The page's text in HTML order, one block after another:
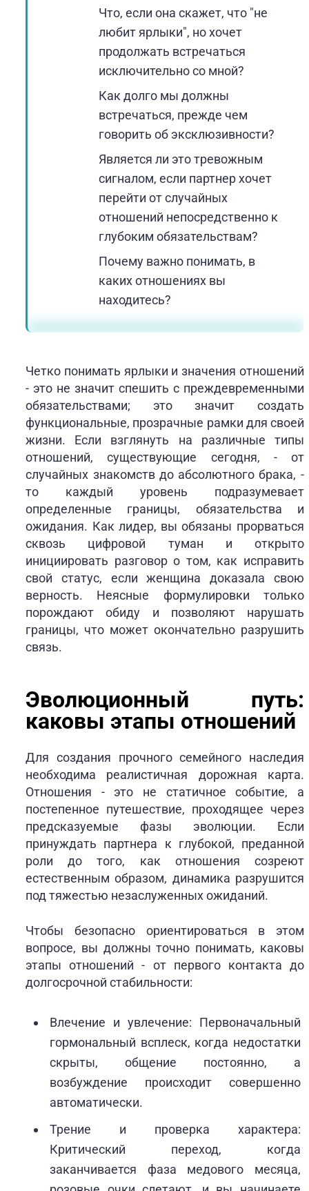
Что, если она скажет, что "не
любит ярлыки", но хочет
продолжать встречаться
исключительно со мной?
Как долго мы должны
встречаться, прежде чем
говорить об эксклюзивности?
Является ли это тревожным
сигналом, если партнер хочет
перейти от случайных
отношений непосредственно к
глубоким обязательствам?
Почему важно понимать, в
каких отношениях вы
находитесь?
Четко понимать ярлыки и значения отношений
- это не значит спешить с преждевременными
обязательствами; это значит создать
функциональные, прозрачные рамки для своей
жизни. Если взглянуть на различные типы
отношений, существующие сегодня, - от
случайных знакомств до абсолютного брака, -
то каждый уровень подразумевает
определенные границы, обязательства и
ожидания. Как лидер, вы обязаны прорваться
сквозь цифровой туман и открыто
инициировать разговор о том, как исправить
свой статус, если женщина доказала свою
верность. Неясные формулировки только
порождают обиду и позволяют нарушать
границы, что может окончательно разрушить
связь.
Эволюционный путь:
каковы этапы отношений
Для создания прочного семейного наследия
необходима реалистичная дорожная карта.
Отношения - это не статичное событие, а
постепенное путешествие, проходящее через
предсказуемые фазы эволюции. Если
принуждать партнера к глубокой, преданной
роли до того, как отношения созреют
естественным образом, динамика разрушится
под тяжестью незаслуженных ожиданий.
Чтобы безопасно ориентироваться в этом
вопросе, вы должны точно понимать, каковы
этапы отношений - от первого контакта до
долгосрочной стабильности:
Влечение и увлечение: Первоначальный
гормональный всплеск, когда недостатки
скрыты, общение постоянно, а
возбуждение происходит совершенно
автоматически.
Трение и проверка характера:
Критический переход, когда
заканчивается фаза медового месяца,